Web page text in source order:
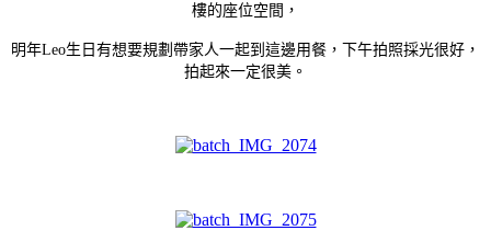
樓的座位空間，
明年Leo生日有想要規劃帶家人一起到這邊用餐，下午拍照採光很好，
拍起來一定很美。